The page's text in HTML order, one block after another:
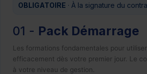
OBLIGATOIRE · À la signature du
01 - Pack Démarrage
Les formations fondamentales pour
efficacement dès votre premier jour. Le
à votre niveau de gestion.